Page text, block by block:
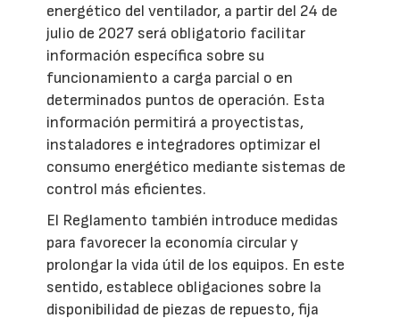
energético del ventilador, a partir del 24 de
julio de 2027 será obligatorio facilitar
información específica sobre su
funcionamiento a carga parcial o en
determinados puntos de operación. Esta
información permitirá a proyectistas,
instaladores e integradores optimizar el
consumo energético mediante sistemas de
control más eficientes.
El Reglamento también introduce medidas
para favorecer la economía circular y
prolongar la vida útil de los equipos. En este
sentido, establece obligaciones sobre la
disponibilidad de piezas de repuesto, fija